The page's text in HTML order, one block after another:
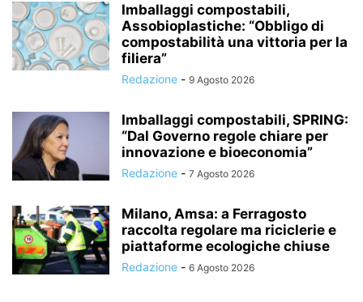
Imballaggi compostabili,
Assobioplastiche: “Obbligo di
compostabilità una vittoria per la
filiera”
Redazione - 9 Agosto 2026
Imballaggi compostabili, SPRING:
“Dal Governo regole chiare per
innovazione e bioeconomia”
Redazione - 7 Agosto 2026
Milano, Amsa: a Ferragosto
raccolta regolare ma riciclerie e
piattaforme ecologiche chiuse
Redazione - 6 Agosto 2026